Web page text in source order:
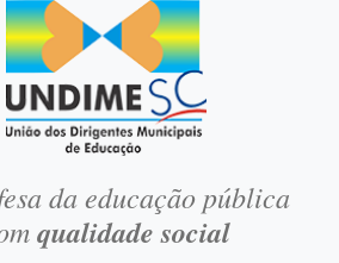
da educação pública
qualidade social